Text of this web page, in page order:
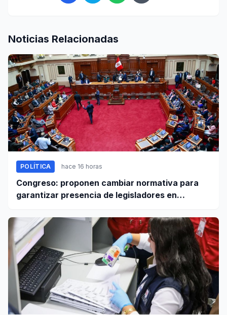
Noticias Relacionadas
POLÍTICA hace 16 horas
Congreso: proponen cambiar normativa para
garantizar presencia de legisladores en